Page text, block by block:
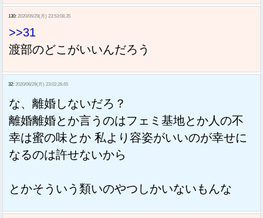
130: 2020/06/29(月) 23:53:08.35
>>31
渡部のどこがいいんだろう
32: 2020/06/29(月) 23:02:28.65
な、離婚しないだろ？
離婚離婚とか言うのはフェミ基地とか人の不
幸は蜜の味とか 私より容姿がいいのが幸せに
なるのは許せないから
とかそういう類いのやつしかいないもんな